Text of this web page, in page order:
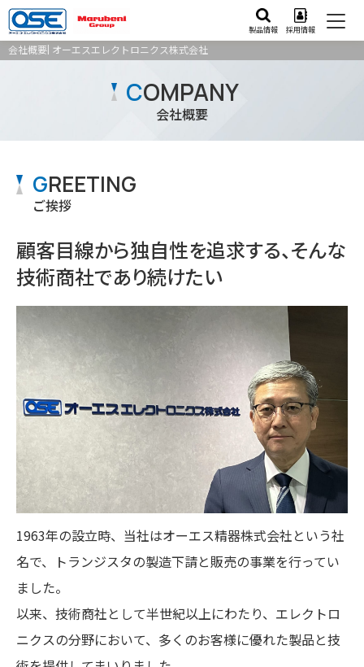
製品情報 採用情報
会社概要| オーエスエレクトロニクス株式会社
COMPANY
会社概要
GREETING
ご挨拶
顧客目線から独自性を追求する、そんな
技術商社であり続けたい
1963年の設立時、当社はオーエス精器株式会社という社
名で、トランジスタの製造下請と販売の事業を行ってい
ました。
以来、技術商社として半世紀以上にわたり、エレクトロ
ニクスの分野において、多くのお客様に優れた製品と技